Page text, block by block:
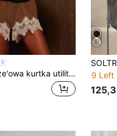
AiiRZ Oversize'owa kurtka utility z zamszu z pełnym zamkiem, stójką i dużymi naszywanymi kieszeniami, z bufującym dołem, jesienno-zimowa odzież wierzchnia
9 Left